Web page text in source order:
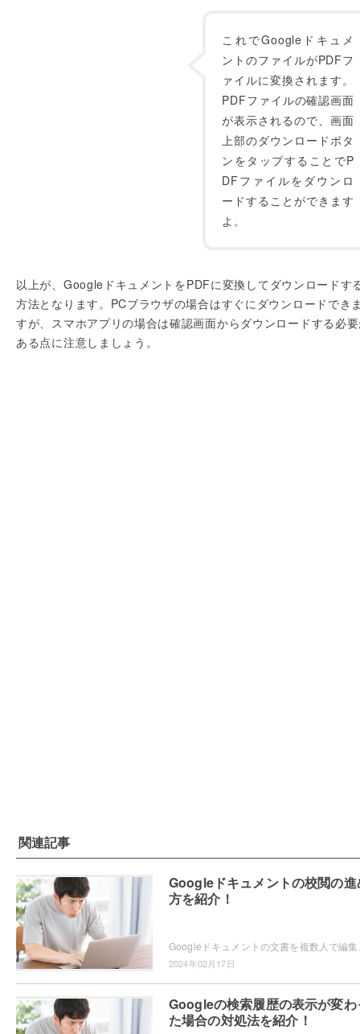
これでGoogleドキュメ
ントのファイルがPDFフ
ァイルに変換されます。
PDFファイルの確認画面
が表示されるので、画面
上部のダウンロードボタ
ンをタップすることでP
DFファイルをダウンロ
ードすることができます
よ。
以上が、GoogleドキュメントをPDFに変換してダウンロードす
方法となります。PCブラウザの場合はすぐにダウンロードでき
すが、スマホアプリの場合は確認画面からダウンロードする必
ある点に注意しましょう。
関連記事
Googleドキュメントの校閲の進
方を紹介！
2024年02月17日
Googleの検索履歴の表示が変わ
た場合の対処法を紹介！